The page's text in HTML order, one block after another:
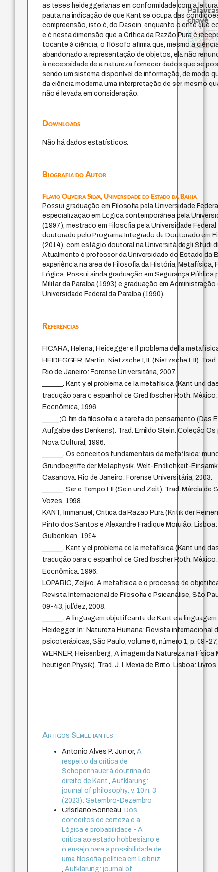
as teses heideggerianas em conformidade com a
pauta na indicação de que Kant se ocupa das
compreensão, isto é, do Dasein, enquanto o ente que
e é nesta dimensão que a Crítica da Razão Pura é
tocante à ciência, o filósofo afirma que, mesmo a
abandonado a representação de objetos, ela não
à necessidade de a natureza fornecer dados que se
sendo um sistema disponível de informação, de modo
da ciência moderna uma interpretação de ser, mesmo
não é levada em consideração.
Downloads
Não há dados estatísticos.
Biografia do Autor
Flávio Oliveira Silva,Universidade do Estado da Bahia
Possui graduação em Filosofia pela Universidade
especialização em Lógica contemporânea pela
(1997), mestrado em Filosofia pela Universidade Federal
doutorado pelo Programa Integrado de Doutorado em
(2014), com estágio doutoral na Università degli Studi
Atualmente é professor da Universidade do Estado da
experiência na área de Filosofia da História, Metafísica,
Lógica. Possui ainda graduação em Segurança Pública
Militar da Paraíba (1993) e graduação em Administração
Universidade Federal da Paraíba (1990).
Referências
FICARA, Helena; Heidegger e Il problema della
HEIDEGGER, Martin; Nietzsche I, II. (Nietzsche I, II).
Rio de Janeiro: Forense Universitária, 2007.
______. Kant y el problema de la metafísica (Kant und
tradução para o espanhol de Gred Ibscher Roth.
Econômica, 1996.
_____;O fim da filosofia e a tarefa do pensamento (Das
Aufgabe des Denkens). Trad. Ernildo Stein. Coleção
Nova Cultural, 1996.
______. Os conceitos fundamentais da metafísica:
Grundbegriffe der Metaphysik. Welt-Endlichkeit-
Casanova. Rio de Janeiro: Forense Universitária, 2003.
______. Ser e Tempo I, II (Sein und Zeit). Trad. Márcia
Vozes, 1998.
KANT, Immanuel; Crítica da Razão Pura (Kritik der
Pinto dos Santos e Alexandre Fradique Morujão.
Gulbenkian, 1994.
______. Kant y el problema de la metafísica (Kant und
tradução para o espanhol de Gred Ibscher Roth.
Econômica, 1996.
LOPARIC, Zeljko. A metafísica e o processo de
Revista Internacional de Filosofia e Psicanálise, São
09-43, jul/dez, 2008.
______. A linguagem objetificante de Kant e a
Heidegger. In: Natureza Humana: Revista internacional
psicoterápicas, São Paulo, volume 6, número 1, p. 09-
WERNER, Heisenberg; A imagem da Natureza na Física
heutigen Physik). Trad. J. I. Mexia de Brito. Lisboa:
Artigos Semelhantes
Antonio Alves P. Junior,A
respeito da crítica de
Schopenhauer à doutrina do
direito de Kant,Aufklärung:
journal of philosophy: v. 10 n. 3
(2023): Setembro-Dezembro
Cristiano Bonneau, Dos
conceitos de certeza e a
Lógica e probabilidade - A
crítica ao estado hobbesiano e
o ensejo para a possibilidade de
uma filosofia política em Leibniz
,Aufklärung: journal of
chave
fundamentalismo
jacobiprotágorasexperiência temporalmetafísica do tempo
género
idade
intolerância
history of philosophy
homem-medida
filosofias indígenas
filosofia brasileira j.c.m.
palavra perdón
leyes
violencia
logos
lei
acquaintance
desejo papel da lei
sacrifício
bataille